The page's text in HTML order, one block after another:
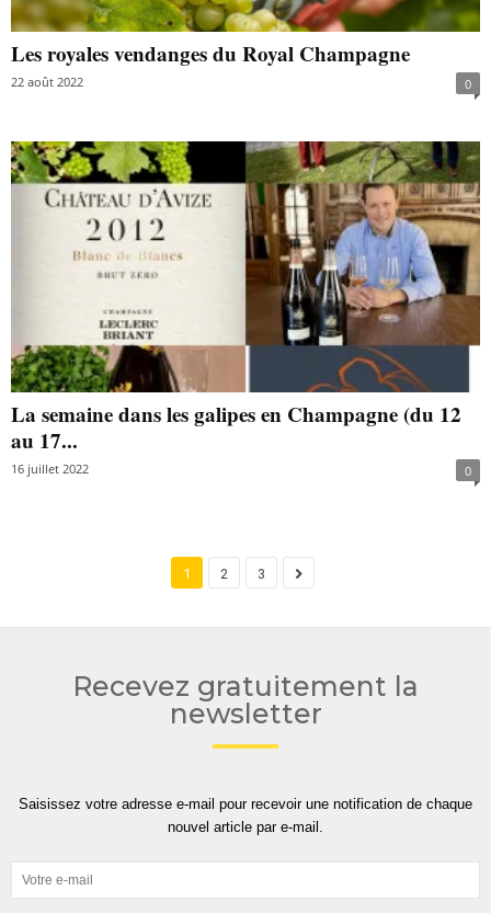
Les royales vendanges du Royal Champagne
22 août 2022 0
La semaine dans les galipes en Champagne (du 12
au 17...
16 juillet 2022 0
1 2 3
Recevez gratuitement la
newsletter
Saisissez votre adresse e-mail pour recevoir une notification de chaque
nouvel article par e-mail.